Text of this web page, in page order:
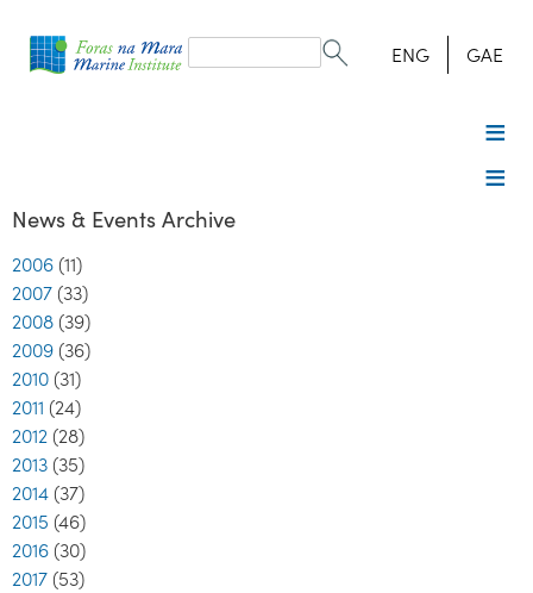
form
Search ENG GAE
News & Events Archive
2006 (11)
2007 (33)
2008 (39)
2009 (36)
2010 (31)
2011 (24)
2012 (28)
2013 (35)
2014 (37)
2015 (46)
2016 (30)
2017 (53)